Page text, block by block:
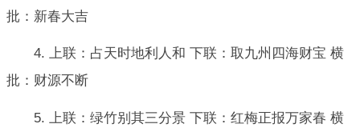
批：新春大吉
4. 上联：占天时地利人和 下联：取九州四海财宝 横
批：财源不断
5. 上联：绿竹别其三分景 下联：红梅正报万家春 横